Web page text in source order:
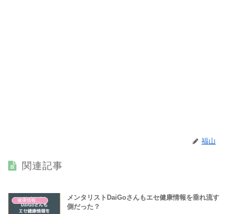
福山
関連記事
メンタリストDaiGoさんもエセ健康情報を垂れ流す
側だった？